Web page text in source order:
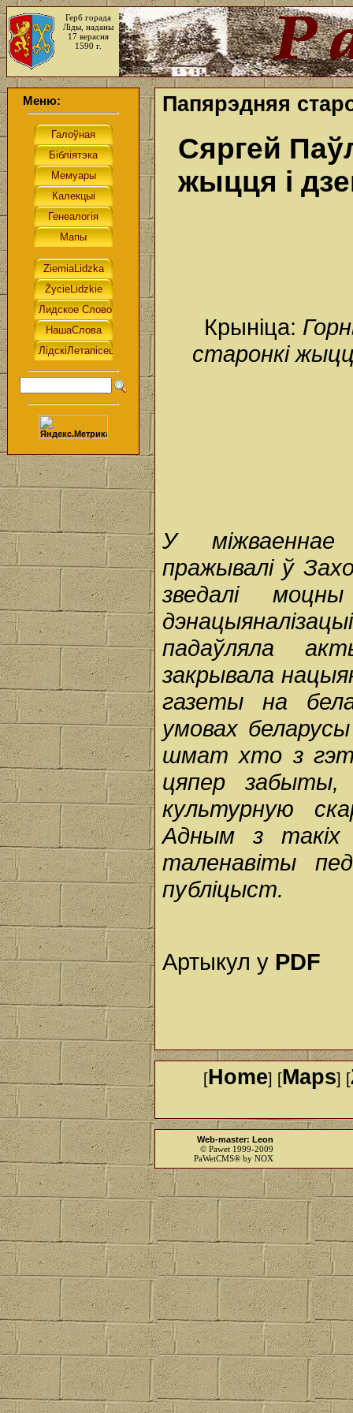
Герб горада
Ліды, наданы
17 верасня
1590 г.
Меню: Папярэдняя
Сяргей
жыцця i
Крыніца:
старонкі
У міжваеннае
пражывалі ў
зведалі
падаўляла
закрывала
газеты на
умовах
шмат хто з
цяпер забыты,
культурную
Адным з такіх
таленавіты
публіцыст.
Артыкул у PDF
[Home] [Maps] [
Web-master: Leon
© Pawet 1999-2009
PaWetCMS® by NOX